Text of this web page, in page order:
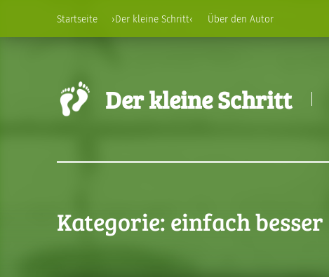
Startseite
›Der kleine Schritt‹ Über den Autor
Der kleine Schritt
Kategorie:einfach besser